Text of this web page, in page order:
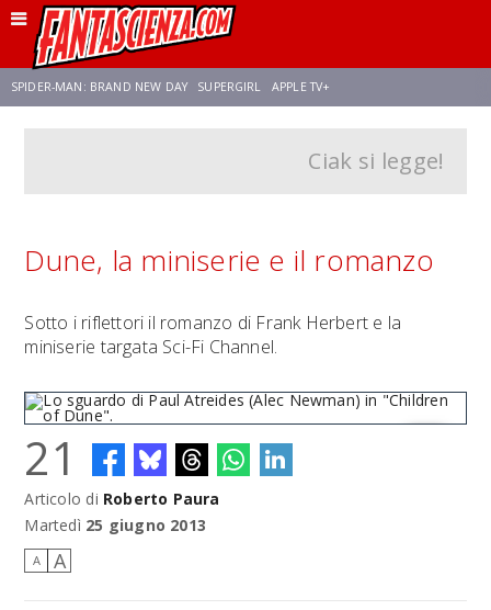
SPIDER-MAN: BRAND NEW DAY SUPERGIRL APPLE TV+
AVENGERS: DOOMSDAY
Ciak si legge!
Dune, la miniserie e il romanzo
Sotto i riflettori il romanzo di Frank Herbert e la
miniserie targata Sci-Fi Channel.
Lo sguardo di Paul Atreides (Alec Newman) in "Children of Dune".
21
Articolo di Roberto Paura
Martedì 25 giugno 2013
A A